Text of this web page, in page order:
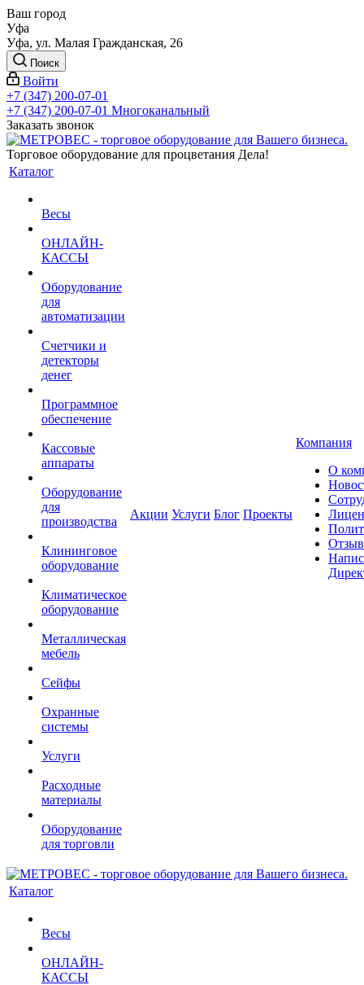
Ваш город
Уфа
Уфа, ул. Малая Гражданская, 26
Поиск
Войти
+7 (347) 200-07-01
+7 (347) 200-07-01 Многоканальный
Заказать звонок
Торговое оборудование для процветания Дела!
Каталог
Весы
ОНЛАЙН-
КАССЫ
Оборудование
для
автоматизации
Счетчики и
детекторы
денег
Программное
обеспечение
Кассовые
аппараты
Оборудование
для
производства
Клининговое
оборудование
Климатическое
оборудование
Металлическая
мебель
Сейфы
Охранные
системы
Услуги
Расходные
материалы
Оборудование
для торговли
Акции Услуги Блог Проекты
Компания
О
Каталог
Весы
ОНЛАЙН-
КАССЫ